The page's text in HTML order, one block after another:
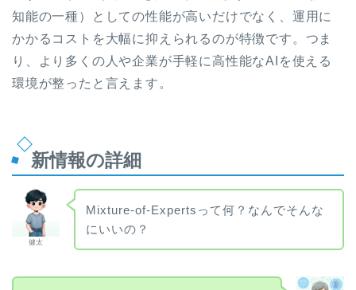
知能の一種）としての性能が高いだけでなく、運用に
かかるコストを大幅に抑えられるのが特徴です。つま
り、より多くの人や企業が手軽に高性能なAIを使える
環境が整ったと言えます。
新情報の詳細
健太
Mixture-of-Expertsって何？なんでそんな
にいいの？